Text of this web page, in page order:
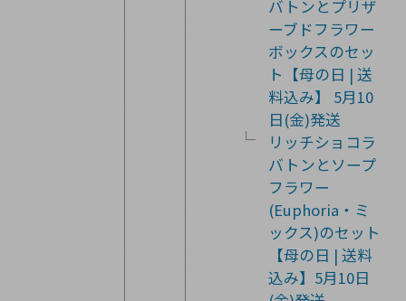
バトンとプリザ
ーブドフラワー
ボックスのセッ
ト【母の日 | 送
料込み】 5月10
日(金)発送
リッチショコラ
バトンとソープ
フラワー
(Euphoria・ミ
ックス)のセット
【母の日 | 送料
込み】5月10日